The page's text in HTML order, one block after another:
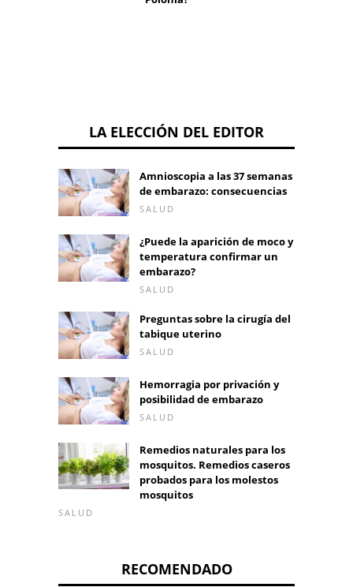
LA ELECCIÓN DEL EDITOR
Amnioscopia a las 37 semanas
de embarazo: consecuencias
SALUD
¿Puede la aparición de moco y
temperatura confirmar un
embarazo?
SALUD
Preguntas sobre la cirugía del
tabique uterino
SALUD
Hemorragia por privación y
posibilidad de embarazo
SALUD
Remedios naturales para los
mosquitos. Remedios caseros
probados para los molestos
mosquitos
SALUD
RECOMENDADO